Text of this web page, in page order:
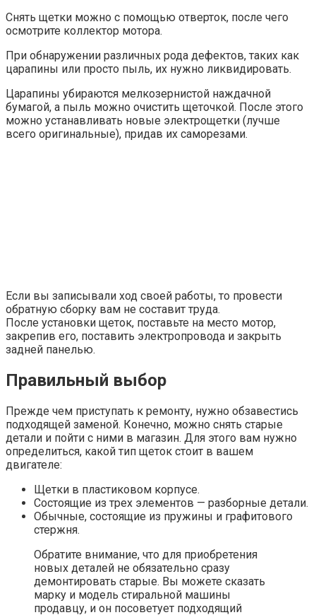
Снять щетки можно с помощью отверток, после чего
осмотрите коллектор мотора.
При обнаружении различных рода дефектов, таких как
царапины или просто пыль, их нужно ликвидировать.
Царапины убираются мелкозернистой наждачной
бумагой, а пыль можно очистить щеточкой. После этого
можно устанавливать новые электрощетки (лучше
всего оригинальные), придав их саморезами.
Если вы записывали ход своей работы, то провести
обратную сборку вам не составит труда.
После установки щеток, поставьте на место мотор,
закрепив его, поставить электропровода и закрыть
задней панелью.
Правильный выбор
Прежде чем приступать к ремонту, нужно обзавестись
подходящей заменой. Конечно, можно снять старые
детали и пойти с ними в магазин. Для этого вам нужно
определиться, какой тип щеток стоит в вашем
двигателе:
Щетки в пластиковом корпусе.
Состоящие из трех элементов — разборные детали.
Обычные, состоящие из пружины и графитового
стержня.
Обратите внимание, что для приобретения
новых деталей не обязательно сразу
демонтировать старые. Вы можете сказать
марку и модель стиральной машины
продавцу, и он посоветует подходящий